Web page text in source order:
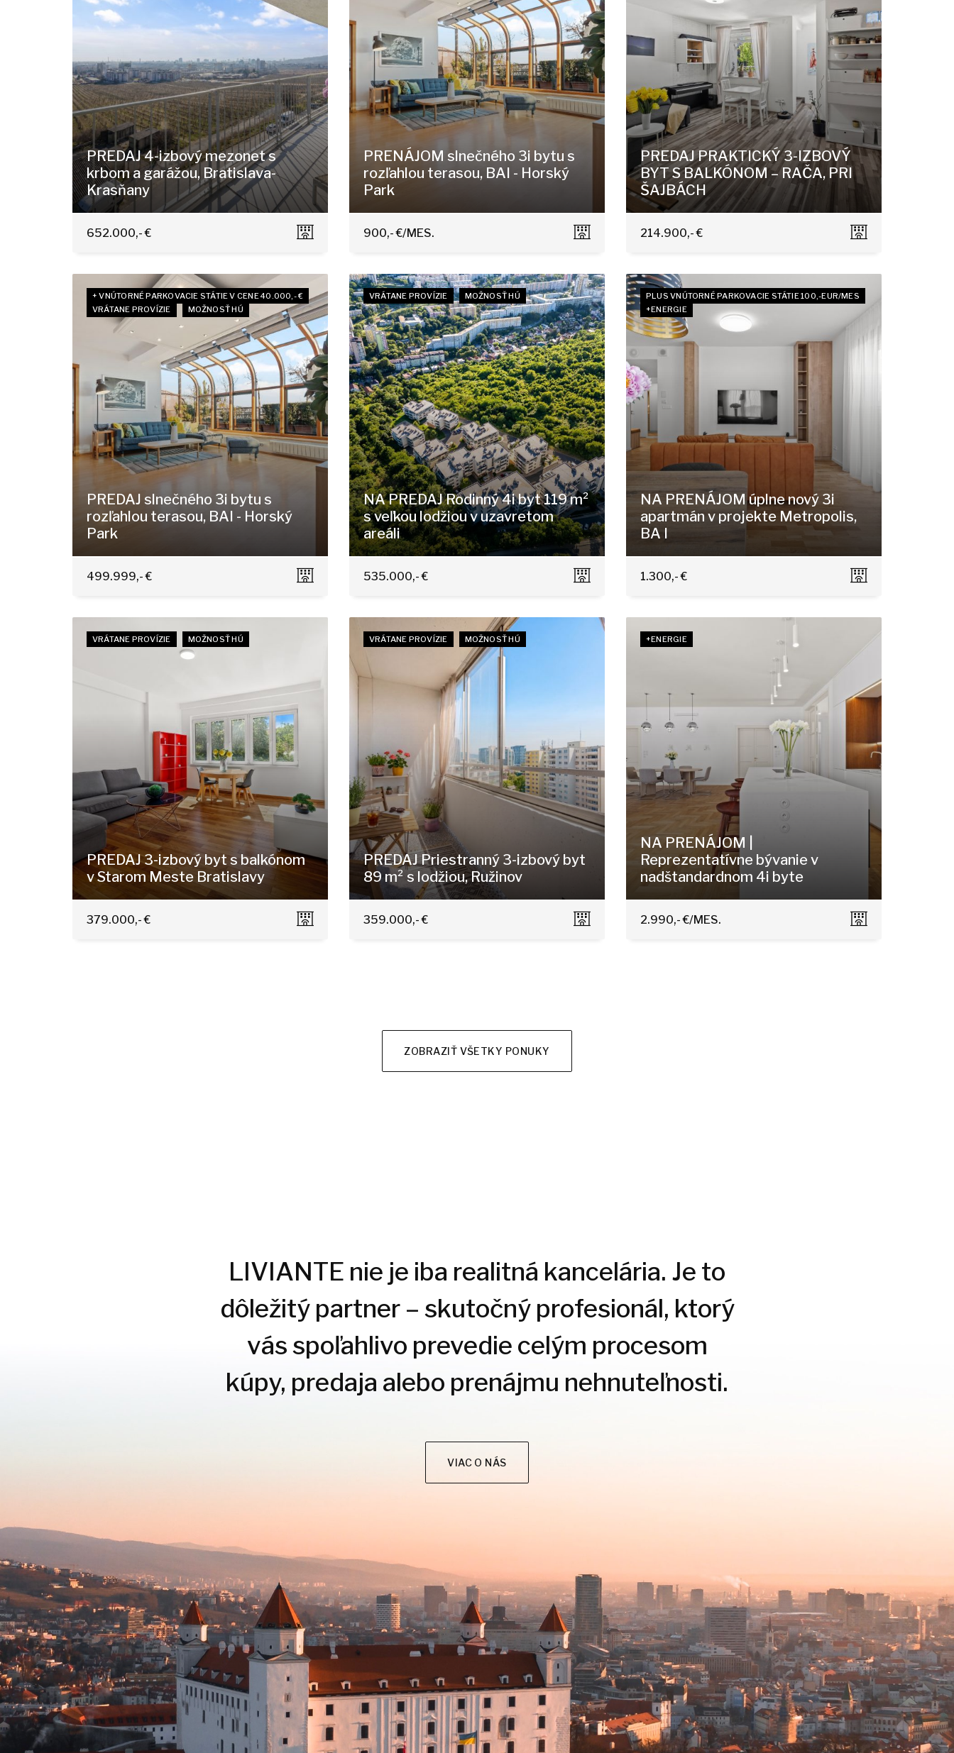
PREDAJ 4-izbový mezonet s
krbom a garážou, Bratislava-
Krasňany
Horská 11/A, Bratislava - Nové Mesto
652.000,- €
PRENÁJOM slnečného 3i bytu s
rozľahlou terasou, BAI - Horský
Park
Čapkova 16, Bratislava - Staré Mesto
900,- €/MES.
PREDAJ PRAKTICKÝ 3-IZBOVÝ
BYT S BALKÓNOM – RAČA, PRI
ŠAJBÁCH
Pri Šajbách, Bratislava - Rača
214.900,- €
+ VNÚTORNÉ PARKOVACIE STÁTIE V CENE 40.000,- €
VRÁTANE PROVÍZIE
MOŽNOSŤ HÚ
PREDAJ slnečného 3i bytu s
rozľahlou terasou, BAI - Horský
Park
Čapkova 16, Bratislava - Staré Mesto
499.999,- €
VRÁTANE PROVÍZIE MOŽNOSŤ HÚ
NA PREDAJ Rodinný 4i byt 119 m²
s veľkou lodžiou v uzavretom
areáli
Staré grunty 264, Bratislava - Karlova Ves
535.000,- €
PLUS VNÚTORNÉ PARKOVACIE STÁTIE 100,-EUR/MES
+ENERGIE
NA PRENÁJOM úplne nový 3i
apartmán v projekte Metropolis,
BA I
Bottova 4-6, Bratislava - Staré Mesto
1.300,- €
VRÁTANE PROVÍZIE MOŽNOSŤ HÚ
PREDAJ 3-izbový byt s balkónom
v Starom Meste Bratislavy
Kúpeľná 7, Bratislava - Staré Mesto
379.000,- €
VRÁTANE PROVÍZIE MOŽNOSŤ HÚ
PREDAJ Priestranný 3-izbový byt
89 m² s lodžiou, Ružinov
Jégeho, Bratislava - Nivy
359.000,- €
+ENERGIE
NA PRENÁJOM |
Reprezentatívne bývanie v
nadštandardnom 4i byte
Gröslingova, Bratislava - Staré Mesto
2.990,- €/MES.
ZOBRAZIŤ VŠETKY PONUKY
LIVIANTE nie je iba realitná kancelária. Je to
dôležitý partner – skutočný profesionál, ktorý
vás spoľahlivo prevedie celým procesom
kúpy, predaja alebo prenájmu nehnuteľnosti.
VIAC O NÁS